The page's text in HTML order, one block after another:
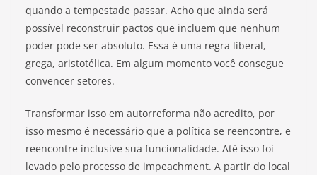
quando a tempestade passar. Acho que ainda será
possível reconstruir pactos que incluem que nenhum
poder pode ser absoluto. Essa é uma regra liberal,
grega, aristotélica. Em algum momento você consegue
convencer setores.
Transformar isso em autorreforma não acredito, por
isso mesmo é necessário que a política se reencontre, e
reencontre inclusive sua funcionalidade. Até isso foi
levado pelo processo de impeachment. A partir do local